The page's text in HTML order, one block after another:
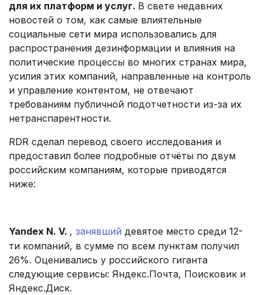
для их платформ и услуг. В свете недавних
новостей о том, как самые влиятельные
социальные сети мира использовались для
распространения дезинформации и влияния на
политические процессы во многих странах мира,
усилия этих компаний, направленные на контроль
и управление контентом, не отвечают
требованиям публичной подотчетности из-за их
нетранспарентности.
RDR сделал перевод своего исследования и
предоставил более подробные отчёты по двум
российским компаниям, которые приводятся
ниже:
Yandex N. V. , занявший девятое место среди 12-
ти компаний, в сумме по всем пунктам получил
26%. Оценивались у российского гиганта
следующие сервисы: Яндекс.Почта, Поисковик и
Яндекс.Диск.